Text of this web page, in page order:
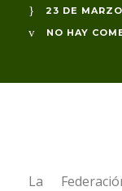
23 DE
NO HAY
La